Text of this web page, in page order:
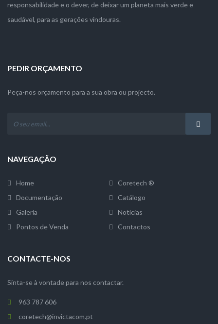
responsabilidade e o dever, de deixar um planeta mais verde e
saudável, para as gerações vindouras.
PEDIR ORÇAMENTO
Peça-nos orçamento para a sua obra ou projecto.
NAVEGAÇÃO
Home
Coretech ®
Documentação
Catálogo
Galeria
Notícias
Pontos de Venda
Contactos
CONTACTE-NOS
Sinta-se à vontade para nos contactar.
963 787 606
coretech@invictacom.pt